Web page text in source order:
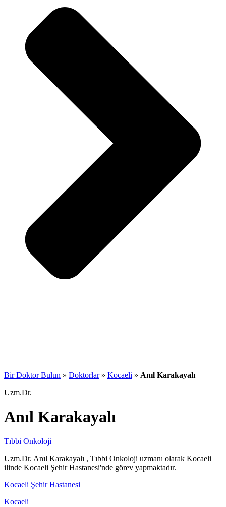
Bir Doktor Bulun » Doktorlar» Kocaeli » Anıl Karakayalı
Uzm.Dr.
Anıl Karakayalı
Tıbbi Onkoloji
Uzm.Dr. Anıl Karakayalı , Tıbbi Onkoloji uzmanı olarak Kocaeli
ilinde Kocaeli Şehir Hastanesi'nde görev yapmaktadır.
Kocaeli Şehir Hastanesi
Kocaeli